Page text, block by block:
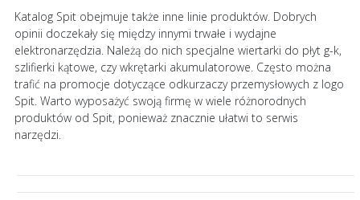
Katalog Spit obejmuje także inne linie produktów. Dobrych
opinii doczekały się między innymi trwałe i wydajne
elektronarzędzia. Należą do nich specjalne wiertarki do płyt g-k,
szlifierki kątowe, czy wkrętarki akumulatorowe. Często można
trafić na promocje dotyczące odkurzaczy przemysłowych z logo
Spit. Warto wyposażyć swoją firmę w wiele różnorodnych
produktów od Spit, ponieważ znacznie ułatwi to serwis
narzędzi.